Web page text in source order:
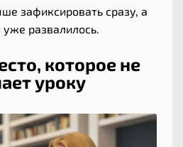
зафиксировать сразу, а
уже развалилось.
которое не
уроку